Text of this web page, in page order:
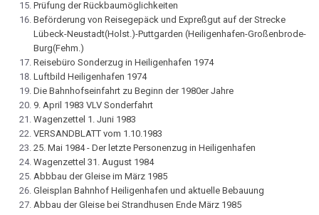
Prüfung der Rückbaumöglichkeiten
Beförderung von Reisegepäck und Expreßgut auf der Strecke
Lübeck-Neustadt(Holst.)-Puttgarden (Heiligenhafen-Großenbrode-
Burg(Fehm.)
Reisebüro Sonderzug in Heiligenhafen 1974
Luftbild Heiligenhafen 1974
Die Bahnhofseinfahrt zu Beginn der 1980er Jahre
9. April 1983 VLV Sonderfahrt
Wagenzettel 1. Juni 1983
VERSANDBLATT vom 1.10.1983
25. Mai 1984 - Der letzte Personenzug in Heiligenhafen
Wagenzettel 31. August 1984
Abbbau der Gleise im März 1985
Gleisplan Bahnhof Heiligenhafen und aktuelle Bebauung
Abbau der Gleise bei Strandhusen Ende März 1985